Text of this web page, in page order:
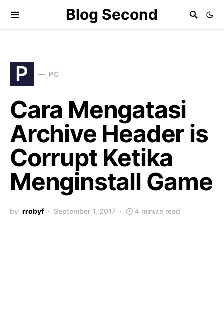
Blog Second
P PC
Cara Mengatasi
Archive Header is
Corrupt Ketika
Menginstall Game
by rrobyf September 1, 2017 4 minute read